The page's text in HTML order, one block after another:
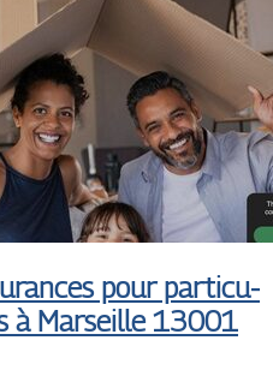
pour par­ticu­
à Marseille 13001